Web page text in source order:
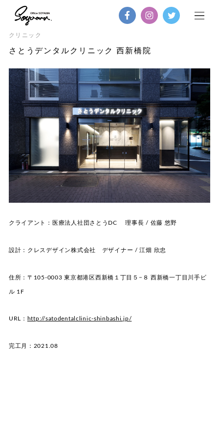
クリニック
さとうデンタルクリニック 西新橋院
クライアント：医療法人社団さとうDC 理事長 / 佐藤 悠野
設計：クレスデザイン株式会社 デザイナー / 江畑 欣忠
住所：〒105-0003 東京都港区西新橋１丁目５−８ 西新橋一丁目川手ビ
ル 1F
URL： http://satodentalclinic-shinbashi.jp/
完工月：2021.08